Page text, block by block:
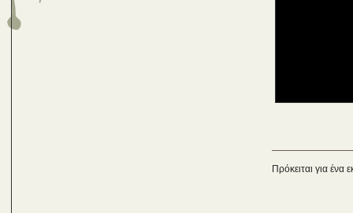
Πρόκειται για ένα